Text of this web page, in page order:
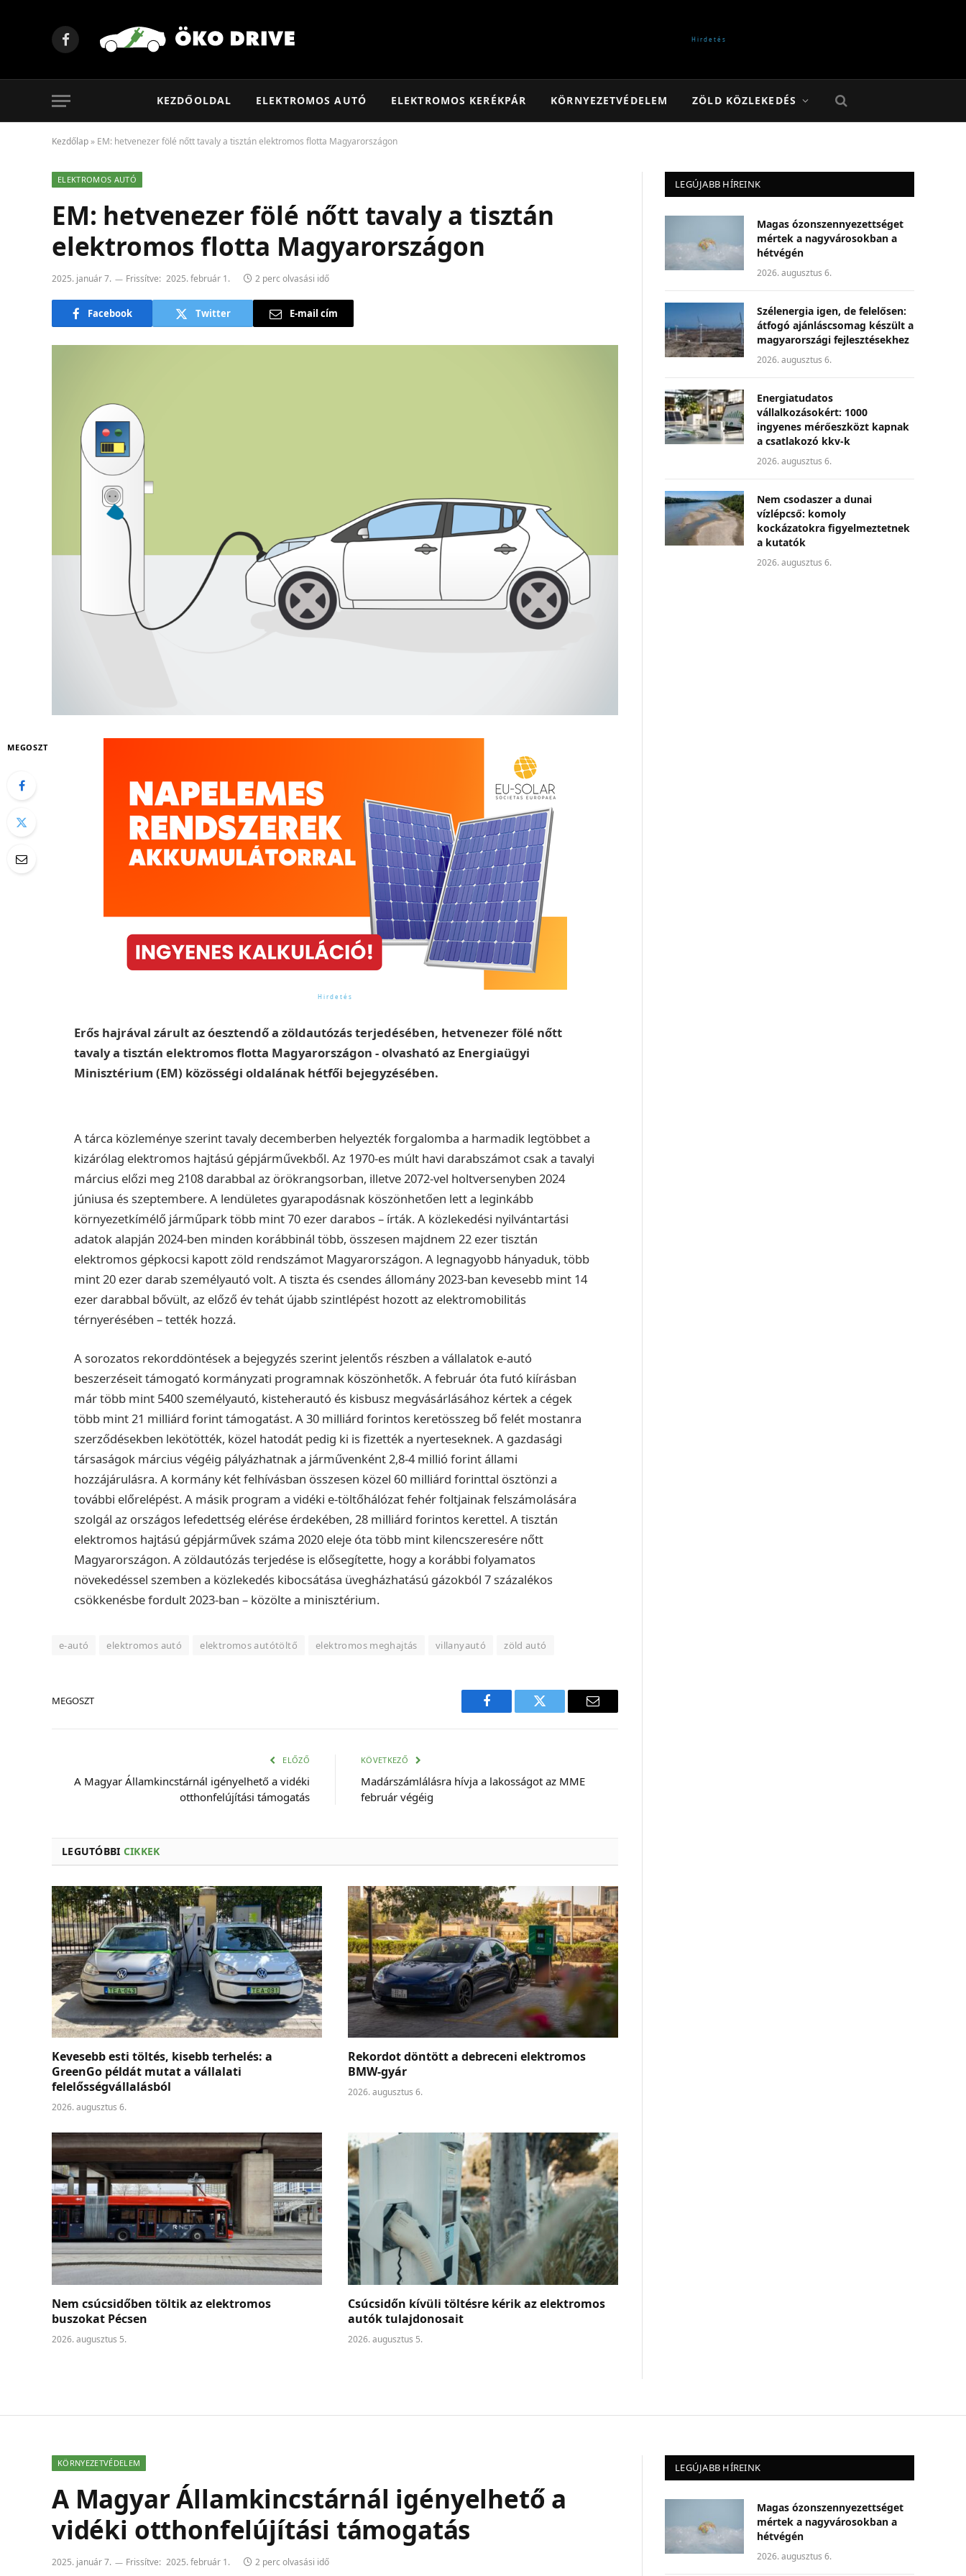
Facebook
KEZDŐOLDAL ELEKTROMOS AUTÓ ELEKTROMOS KERÉKPÁR KÖRNYEZETVÉDELEM ZÖLD KÖZLEKEDÉS
Kezdőlap » EM: hetvenezer fölé nőtt tavaly a tisztán elektromos flotta Magyarországon
ELEKTROMOS AUTÓ
EM: hetvenezer fölé nőtt tavaly a tisztán
elektromos flotta Magyarországon
2025. január 7. Frissítve: 2025. február 1. 2 perc olvasási idő
Facebook Twitter E-mail cím
MEGOSZT
Erős hajrával zárult az óesztendő a zöldautózás terjedésében, hetvenezer fölé nőtt
tavaly a tisztán elektromos flotta Magyarországon - olvasható az Energiaügyi
Minisztérium (EM) közösségi oldalának hétfői bejegyzésében.
A tárca közleménye szerint tavaly decemberben helyezték forgalomba a harmadik legtöbbet a
kizárólag elektromos hajtású gépjárművekből. Az 1970-es múlt havi darabszámot csak a tavalyi
március előzi meg 2108 darabbal az örökrangsorban, illetve 2072-vel holtversenyben 2024
júniusa és szeptembere. A lendületes gyarapodásnak köszönhetően lett a leginkább
környezetkímélő járműpark több mint 70 ezer darabos – írták. A közlekedési nyilvántartási
adatok alapján 2024-ben minden korábbinál több, összesen majdnem 22 ezer tisztán
elektromos gépkocsi kapott zöld rendszámot Magyarországon. A legnagyobb hányaduk, több
mint 20 ezer darab személyautó volt. A tiszta és csendes állomány 2023-ban kevesebb mint 14
ezer darabbal bővült, az előző év tehát újabb szintlépést hozott az elektromobilitás
térnyerésében – tették hozzá.
A sorozatos rekorddöntések a bejegyzés szerint jelentős részben a vállalatok e-autó
beszerzéseit támogató kormányzati programnak köszönhetők. A február óta futó kiírásban
már több mint 5400 személyautó, kisteherautó és kisbusz megvásárlásához kértek a cégek
több mint 21 milliárd forint támogatást. A 30 milliárd forintos keretösszeg bő felét mostanra
szerződésekben lekötötték, közel hatodát pedig ki is fizették a nyerteseknek. A gazdasági
társaságok március végéig pályázhatnak a járművenként 2,8-4 millió forint állami
hozzájárulásra. A kormány két felhívásban összesen közel 60 milliárd forinttal ösztönzi a
további előrelépést. A másik program a vidéki e-töltőhálózat fehér foltjainak felszámolására
szolgál az országos lefedettség elérése érdekében, 28 milliárd forintos kerettel. A tisztán
elektromos hajtású gépjárművek száma 2020 eleje óta több mint kilencszeresére nőtt
Magyarországon. A zöldautózás terjedése is elősegítette, hogy a korábbi folyamatos
növekedéssel szemben a közlekedés kibocsátása üvegházhatású gázokból 7 százalékos
csökkenésbe fordult 2023-ban – közölte a minisztérium.
e-autó elektromos autó elektromos autótöltő elektromos meghajtás villanyautó zöld autó
MEGOSZT
Facebook Twitter
E-
ELŐZŐ
A Magyar Államkincstárnál igényelhető a vidéki
otthonfelújítási támogatás
KÖVETKEZŐ
Madárszámlálásra hívja a lakosságot az MME
február végéig
LEGUTÓBBI CIKKEK
Kevesebb esti töltés, kisebb terhelés: a
GreenGo példát mutat a vállalati
felelősségvállalásból
2026. augusztus 6.
Rekordot döntött a debreceni elektromos
BMW-gyár
2026. augusztus 6.
Nem csúcsidőben töltik az elektromos
buszokat Pécsen
2026. augusztus 5.
Csúcsidőn kívüli töltésre kérik az elektromos
autók tulajdonosait
2026. augusztus 5.
LEGÚJABB HÍREINK
Magas ózonszennyezettséget
mértek a nagyvárosokban a
hétvégén
2026. augusztus 6.
Szélenergia igen, de felelősen:
átfogó ajánláscsomag készült a
magyarországi fejlesztésekhez
2026. augusztus 6.
Energiatudatos
vállalkozásokért: 1000
ingyenes mérőeszközt kapnak
a csatlakozó kkv-k
2026. augusztus 6.
Nem csodaszer a dunai
vízlépcső: komoly
kockázatokra figyelmeztetnek
a kutatók
2026. augusztus 6.
KÖRNYEZETVÉDELEM
A Magyar Államkincstárnál igényelhető a
vidéki otthonfelújítási támogatás
2025. január 7. Frissítve: 2025. február 1. 2 perc olvasási idő
LEGÚJABB HÍREINK
Magas ózonszennyezettséget
mértek a nagyvárosokban a
hétvégén
2026. augusztus 6.